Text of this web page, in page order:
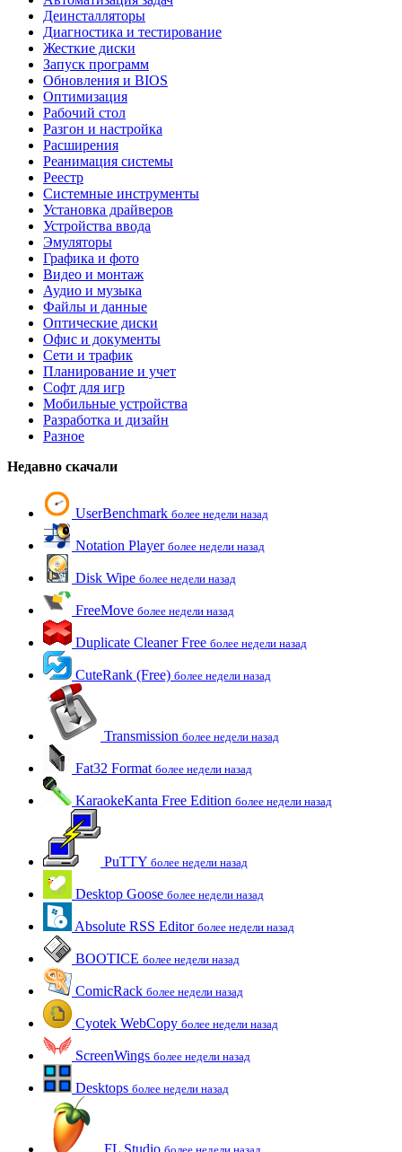
Деинсталляторы
Диагностика и тестирование
Жесткие диски
Запуск программ
Обновления и BIOS
Оптимизация
Рабочий стол
Разгон и настройка
Расширения
Реанимация системы
Реестр
Системные инструменты
Установка драйверов
Устройства ввода
Эмуляторы
Графика и фото
Видео и монтаж
Аудио и музыка
Файлы и данные
Оптические диски
Офис и документы
Сети и трафик
Планирование и учет
Софт для игр
Мобильные устройства
Разработка и дизайн
Разное
Недавно скачали
UserBenchmark более недели назад
Notation Player более недели назад
Disk Wipe более недели назад
FreeMove более недели назад
Duplicate Cleaner Free более недели назад
CuteRank (Free) более недели назад
Transmission более недели назад
Fat32 Format более недели назад
KaraokeKanta Free Edition более недели назад
PuTTY более недели назад
Desktop Goose более недели назад
Absolute RSS Editor более недели назад
BOOTICE более недели назад
ComicRack более недели назад
Cyotek WebCopy более недели назад
ScreenWings более недели назад
Desktops более недели назад